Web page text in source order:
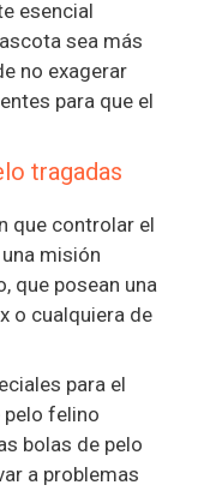
esencial
sea más
no exagerar
para que el
tragadas
que controlar el
misión
que posean una
o cualquiera de
para el
pelo felino
bolas de pelo
a problemas